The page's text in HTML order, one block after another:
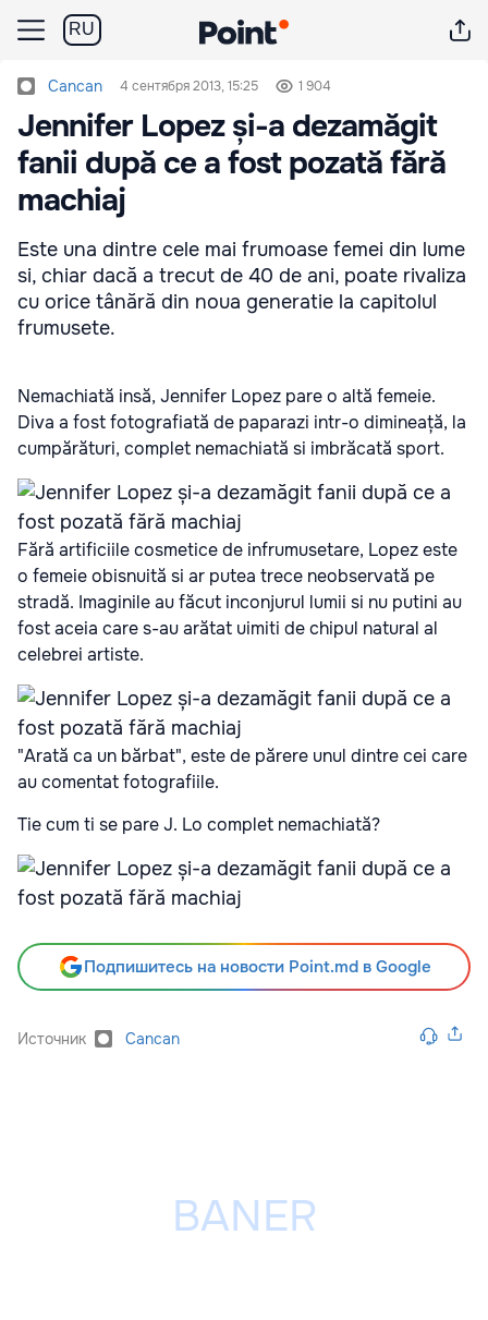
RU
Cancan 4 сентября 2013, 15:25 1 904
Jennifer Lopez și-a dezamăgit
fanii după ce a fost pozată fără
machiaj
Este una dintre cele mai frumoase femei din lume
si, chiar dacă a trecut de 40 de ani, poate rivaliza
cu orice tânără din noua generatie la capitolul
frumusete.
Nemachiată insă, Jennifer Lopez pare o altă femeie.
Diva a fost fotografiată de paparazi intr-o dimineață, la
cumpărături, complet nemachiată si imbrăcată sport.
Fără artificiile cosmetice de infrumusetare, Lopez este
o femeie obisnuită si ar putea trece neobservată pe
stradă. Imaginile au făcut inconjurul lumii si nu putini au
fost aceia care s-au arătat uimiti de chipul natural al
celebrei artiste.
"Arată ca un bărbat", este de părere unul dintre cei care
au comentat fotografiile.
Tie cum ti se pare J. Lo complet nemachiată?
Подпишитесь на новости Point.md в Google
Источник Cancan